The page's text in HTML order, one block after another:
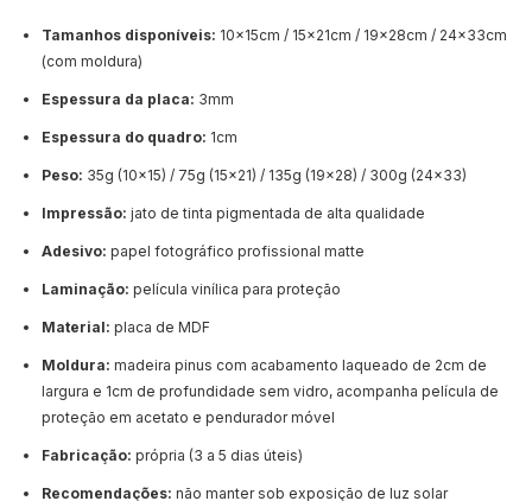
Tamanhos disponíveis: 10x15cm / 15x21cm / 19x28cm / 24x33cm
(com moldura)
Espessura da placa: 3mm
Espessura do quadro: 1cm
Peso: 35g (10x15) / 75g (15x21) / 135g (19x28) / 300g (24x33)
Impressão: jato de tinta pigmentada de alta qualidade
Adesivo: papel fotográfico profissional matte
Laminação: película vinílica para proteção
Material: placa de MDF
Moldura: madeira pinus com acabamento laqueado de 2cm de
largura e 1cm de profundidade sem vidro, acompanha película de
proteção em acetato e pendurador móvel
Fabricação: própria (3 a 5 dias úteis)
Recomendações: não manter sob exposição de luz solar